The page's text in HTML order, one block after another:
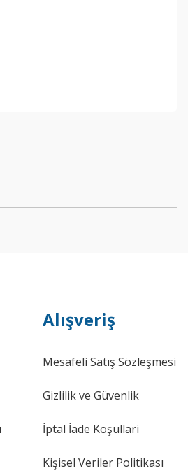
Alışveriş
Mesafeli Satış Sözleşmesi
Gizlilik ve Güvenlik
İptal İade Koşullari
Kişisel Veriler Politikası